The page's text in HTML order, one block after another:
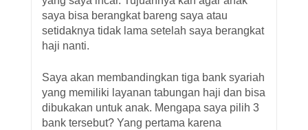
saya bisa berangkat bareng saya atau
setidaknya tidak lama setelah saya berangkat
haji nanti.
Saya akan membandingkan tiga bank syariah
yang memiliki layanan tabungan haji dan bisa
dibukakan untuk anak. Mengapa saya pilih 3
bank tersebut? Yang pertama karena